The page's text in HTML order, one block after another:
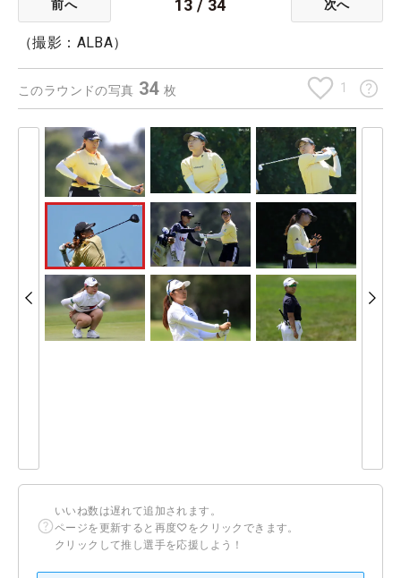
前へ 13 / 34 次へ
（撮影：ALBA）
このラウンドの写真 34枚 1
いいね数は遅れて追加されます。
ページを更新すると再度♡をクリックできます。
クリックして推し選手を応援しよう！